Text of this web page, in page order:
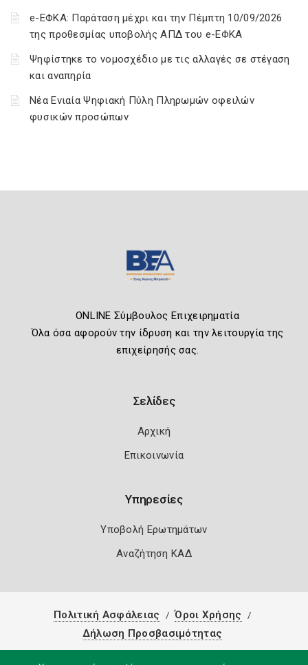
e-ΕΦΚΑ: Παράταση μέχρι και την Πέμπτη 10/09/2026
της προθεσμίας υποβολής ΑΠΔ του e-ΕΦΚΑ
Ψηφίστηκε το νομοσχέδιο με τις αλλαγές σε στέγαση
και αναπηρία
Νέα Ενιαία Ψηφιακή Πύλη Πληρωμών οφειλών
φυσικών προσώπων
ONLINE Σύμβουλος Επιχειρηματία
Όλα όσα αφορούν την ίδρυση και την λειτουργία της
επιχείρησής σας.
Σελίδες
Αρχική
Επικοινωνία
Υπηρεσίες
Υποβολή Ερωτημάτων
Αναζήτηση ΚΑΔ
Πολιτική Ασφάλειας
Όροι Χρήσης
Δήλωση Προσβασιμότητας